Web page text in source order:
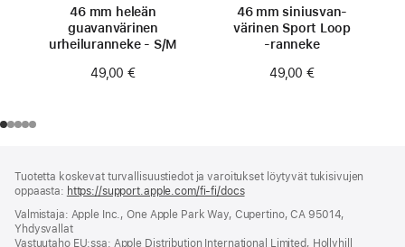
46 mm heleän
guavan­värinen
urheiluranneke - S/M
49,00 €
46 mm siniusvan­
värinen Sport Loop
‑ranneke
49,00 €
Tuotetta koskevat turvallisuustiedot ja varoitukset löytyvät tukisivujen
oppaasta: https://support.apple.com/fi-fi/docs(avautuu
ikkunaan)
Valmistaja: Apple Inc., One Apple Park Way, Cupertino, CA 95014,
Yhdysvallat
Vastuutaho EU:ssa: Apple Distribution International Limited, Hollyhill